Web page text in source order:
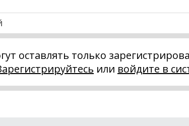
оставлять только
или войдите в